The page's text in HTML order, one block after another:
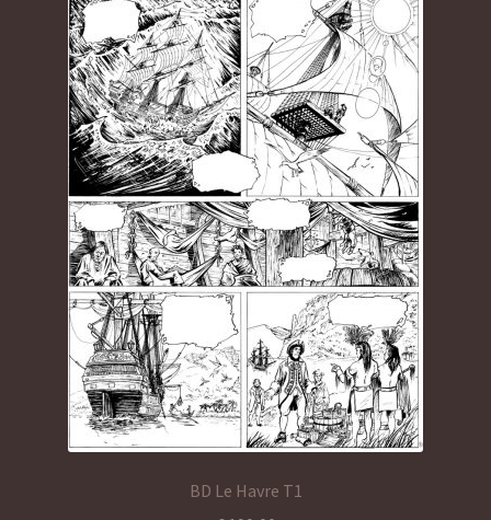
BD Le Havre T1